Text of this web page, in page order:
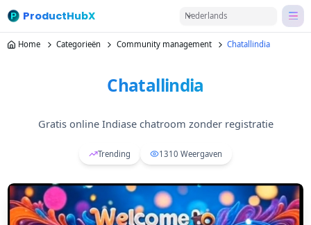
ProductHubX Nederlands
Home Categorieën Community management Chatallindia
Chatallindia
Gratis online Indiase chatroom zonder registratie
Trending 1310 Weergaven